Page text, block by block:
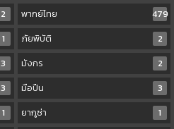
2 พากย์ไทย
479
1 ภัยพิบัติ
2
3 มังกร
2
3 มือปืน
3
1 ยากูซ่า
1